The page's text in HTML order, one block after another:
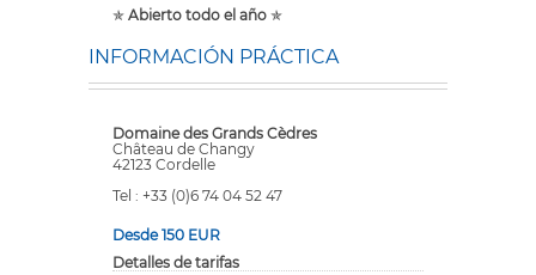
✯ Abierto todo el año ✯
INFORMACIÓN PRÁCTICA
Domaine des Grands Cèdres
Château de Changy
42123 Cordelle
Tel : +33 (0)6 74 04 52 47
Desde 150 EUR
Detalles de tarifas